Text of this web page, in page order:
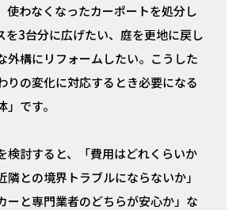
使わなくなったカーポートを処分し
を3台分に広げたい、庭を更地に戻し
外構にリフォームしたい。こうした
りの変化に対応するとき必要になる
です。
検討すると、「費用はどれくらいか
隣との境界トラブルにならないか」
ーと専門業者のどちらが安心か」な